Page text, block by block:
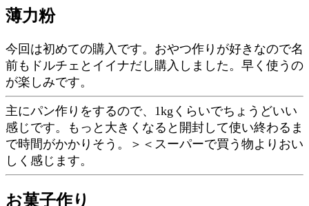
薄力粉
今回は初めての購入です。おやつ作りが好きなので名
前もドルチェとイイナだし購入しました。早く使うの
が楽しみです。
主にパン作りをするので、1kgくらいでちょうどいい
感じです。もっと大きくなると開封して使い終わるま
で時間がかかりそう。＞＜スーパーで買う物よりおい
しく感じます。
お菓子作り